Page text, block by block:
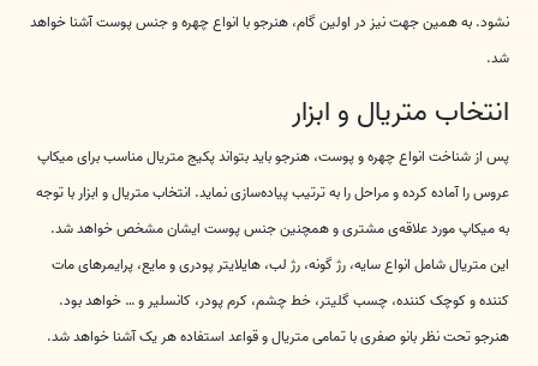
نشود. به همین جهت نیز در اولین گام، هنرجو با انواع چهره و جنس پوست آشنا خواهد
شد.
انتخاب متریال و ابزار
پس از شناخت انواع چهره و پوست، هنرجو باید بتواند پکیج متریال مناسب برای میکاپ
عروس را آماده کرده و مراحل را به ترتیب پیاده‌سازی نماید. انتخاب متریال و ابزار با توجه
به میکاپ مورد علاقه‌ی مشتری و همچنین جنس پوست ایشان مشخص خواهد شد.
این متریال شامل انواع سایه، رژ گونه، رژ لب، هایلایتر پودری و مایع، پرایمرهای مات
کننده و کوچک کننده، چسب گلیتر، خط چشم، کرم پودر، کانسلیر و … خواهد بود.
هنرجو تحت نظر بانو صفری با تمامی متریال و قواعد استفاده هر یک آشنا خواهد شد.